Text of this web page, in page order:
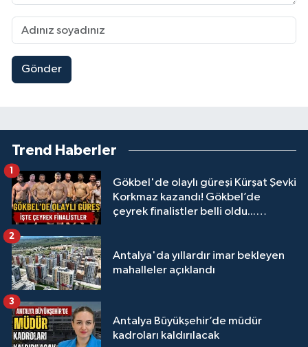
Gönder
Trend Haberler
Gökbel'de olaylı güreşi Kürşat Şevki
Korkmaz kazandı! Gökbel’de
çeyrek finalistler belli oldu...
1
Antalya'da yıllardır imar bekleyen
mahalleler açıklandı
2
Antalya Büyükşehir’de müdür
kadroları kaldırılacak
3